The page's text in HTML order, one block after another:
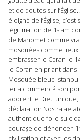
et de doutes sur
éloigné de l’Église,
légitimation de l’Islam
de Mahomet comme
mosquées comme lieux
embrasser le Coran le
le Coran en priant dans
Mosquée bleue
Ier a commencé son
adorent le Dieu unique,
déclaration Nostra
authentique folie
courage de dénoncer
civilisation et avec les